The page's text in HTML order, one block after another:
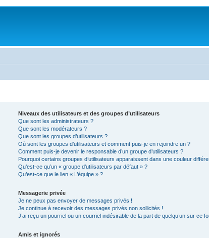
Niveaux des utilisateurs et des groupes d’utilisateurs
Que sont les administrateurs ?
Que sont les modérateurs ?
Que sont les groupes d’utilisateurs ?
Où sont les groupes d’utilisateurs et comment puis-je en rejoindre un ?
Comment puis-je devenir le responsable d’un groupe d’utilisateurs ?
Pourquoi certains groupes d’utilisateurs apparaissent dans une couleur
Qu’est-ce qu’un « groupe d’utilisateurs par défaut » ?
Qu’est-ce que le lien « L’équipe » ?
Messagerie privée
Je ne peux pas envoyer de messages privés !
Je continue à recevoir des messages privés non sollicités !
J’ai reçu un pourriel ou un courriel indésirable de la part de quelqu’un sur ce
Amis et ignorés